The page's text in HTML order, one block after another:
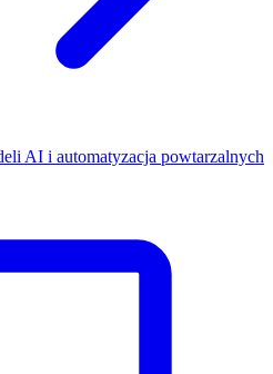
AI i automatyzacja powtarzalnych